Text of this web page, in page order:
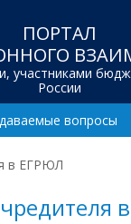
ПОРТАЛ
участниками
России
вопросы
в ЕГРЮЛ